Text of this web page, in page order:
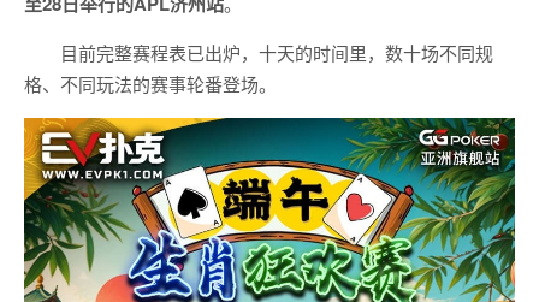
目前完整赛程表已出炉，十天的时间里，数十场不同规
格、不同玩法的赛事轮番登场。